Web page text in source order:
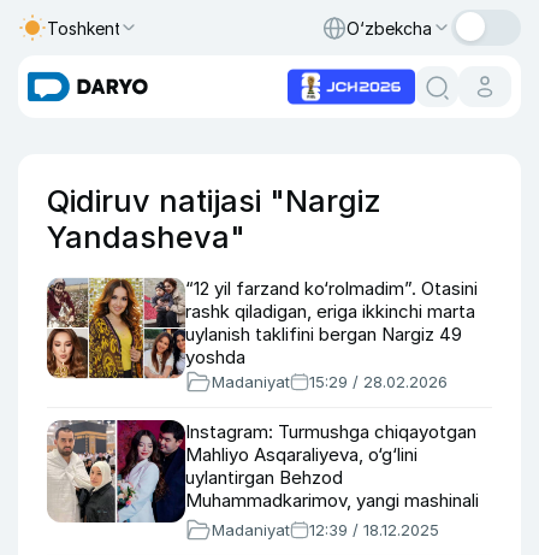
Toshkent O‘zbekcha
Qidiruv natijasi "Nargiz
Yandasheva"
“12 yil farzand ko‘rolmadim”. Otasini
rashk qiladigan, eriga ikkinchi marta
uylanish taklifini bergan Nargiz 49
yoshda
Madaniyat 15:29 / 28.02.2026
Instagram: Turmushga chiqayotgan
Mahliyo Asqaraliyeva, o‘g‘lini
uylantirgan Behzod
Muhammadkarimov, yangi mashinali
bo‘lgan Nargiz
Madaniyat 12:39 / 18.12.2025